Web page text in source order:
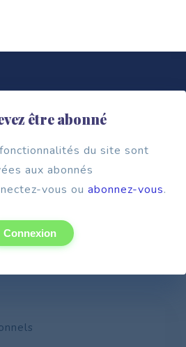
être abonné
du site sont
aux abonnés
vous ou abonnez-vous.
Connexion
Pouvoir public
(14)